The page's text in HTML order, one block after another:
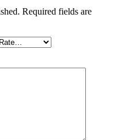
Required fields are